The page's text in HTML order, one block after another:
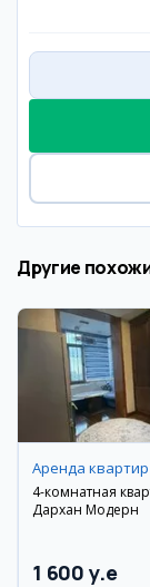
Другие
Аренда квартир
4-комнатная
Дархан Модерн
1 600 y.e